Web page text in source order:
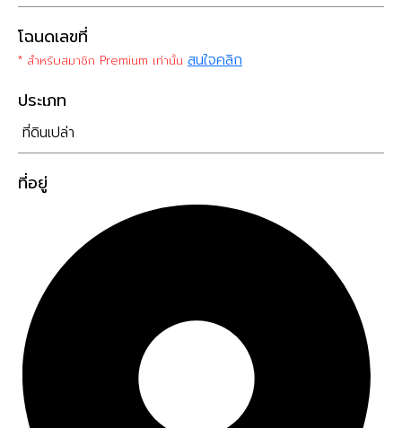
โฉนดเลขที่
* สำหรับสมาชิก Premium เท่านั้น สนใจคลิก
ประเภท
ที่ดินเปล่า
ที่อยู่